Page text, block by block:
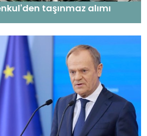
taşınmaz alımı